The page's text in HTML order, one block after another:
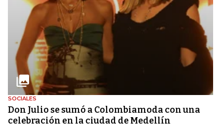
SOCIALES
Don Julio se sumó a Colombiamoda con una
celebración en la ciudad de Medellín